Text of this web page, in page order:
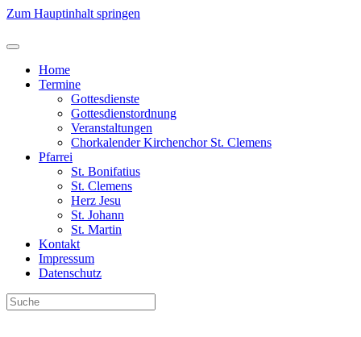
Zum Hauptinhalt springen
Home
Termine
Gottesdienste
Gottesdienstordnung
Veranstaltungen
Chorkalender Kirchenchor St. Clemens
Pfarrei
St. Bonifatius
St. Clemens
Herz Jesu
St. Johann
St. Martin
Kontakt
Impressum
Datenschutz